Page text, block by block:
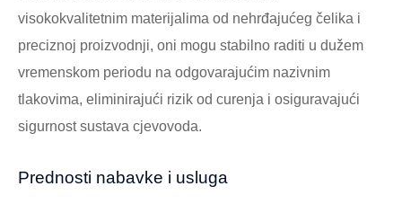
visokokvalitetnim materijalima od nehrđajućeg čelika i
preciznoj proizvodnji, oni mogu stabilno raditi u dužem
vremenskom periodu na odgovarajućim nazivnim
tlakovima, eliminirajući rizik od curenja i osiguravajući
sigurnost sustava cjevovoda.
Prednosti nabavke i usluga